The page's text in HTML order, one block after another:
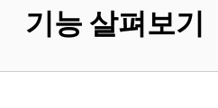
기능 살펴보기